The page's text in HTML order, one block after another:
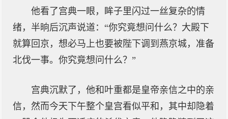
他看了宫典一眼，眸子里闪过一丝复杂的情
绪，半晌后沉声说道：“你究竟想问什么？大殿下
就算回京，想必马上也要被陛下调到燕京城，准备
北伐一事。你究竟想问什么？”
宫典沉默了，他和叶重都是皇帝亲信之中的亲
信，然而今天下午整个皇宫看似平和，其中却隐着